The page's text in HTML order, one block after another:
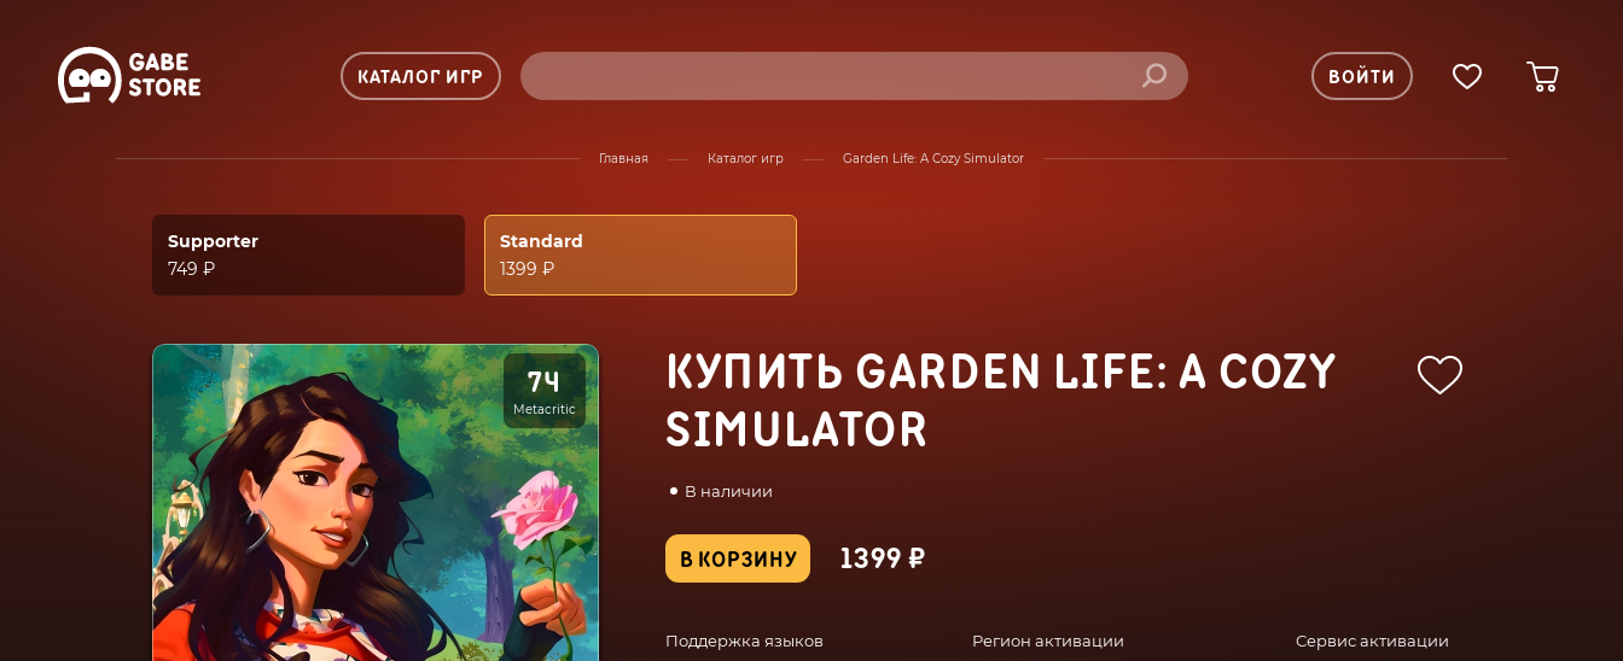
КАТАЛОГ ИГР ВОЙТИ
Главная Каталог игр Garden Life: A Cozy Simulator
Supporter
749 ₽
Standard
1399 ₽
74
Metacritic
КУПИТЬ GARDEN LIFE: A COZY
SIMULATOR
В наличии
В КОРЗИНУ 1399 ₽
Поддержка языков Регион активации Сервис активации